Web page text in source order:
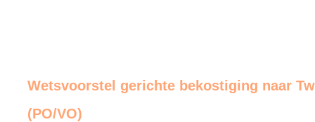
Wetsvoorstel gerichte bekostiging naar
(PO/VO)